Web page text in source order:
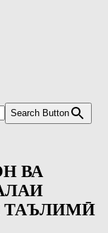
Search Button
ВА
ТАЪЛИМӢ